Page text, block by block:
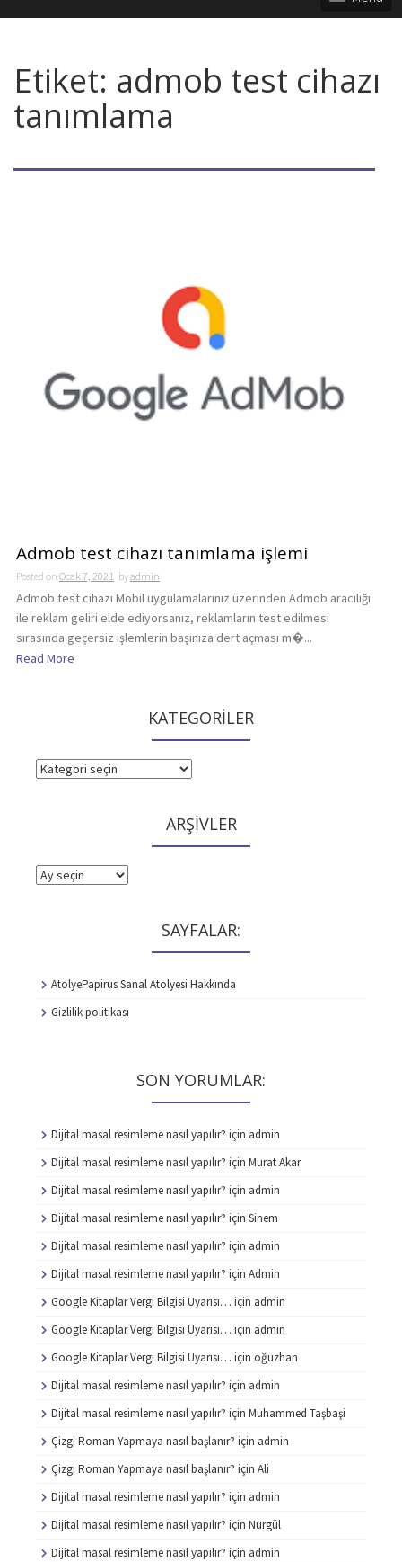
Etiket: admob test cihazı
tanımlama
Admob test cihazı tanımlama işlemi
Posted on Ocak 7, 2021 byadmin
Admob test cihazı Mobil uygulamalarınız üzerinden Admob aracılığı
ile reklam geliri elde ediyorsanız, reklamların test edilmesi
sırasında geçersiz işlemlerin başınıza dert açması m�...
Read More
KATEGORİLER
KATEGORİLER
ARŞİVLER
ARŞİVLER
SAYFALAR:
AtolyePapirus Sanal Atolyesi Hakkında
Gizlilik politikası
SON YORUMLAR:
Dijital masal resimleme nasıl yapılır? için admin
Dijital masal resimleme nasıl yapılır? için Murat Akar
Dijital masal resimleme nasıl yapılır? için admin
Dijital masal resimleme nasıl yapılır? için Sinem
Dijital masal resimleme nasıl yapılır? için admin
Dijital masal resimleme nasıl yapılır? için Admin
Google Kitaplar Vergi Bilgisi Uyarısı… için admin
Google Kitaplar Vergi Bilgisi Uyarısı… için admin
Google Kitaplar Vergi Bilgisi Uyarısı… için oğuzhan
Dijital masal resimleme nasıl yapılır? için admin
Dijital masal resimleme nasıl yapılır? için Muhammed Taşbaşi
Çizgi Roman Yapmaya nasıl başlanır? için admin
Çizgi Roman Yapmaya nasıl başlanır? için Ali
Dijital masal resimleme nasıl yapılır? için admin
Dijital masal resimleme nasıl yapılır? için Nurgül
Dijital masal resimleme nasıl yapılır? için admin